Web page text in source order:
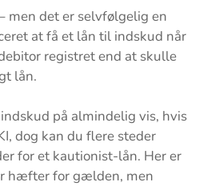
men det er selvfølgelig en
at få et lån til indskud når
registret end at skulle
lån.
på almindelig vis, hvis
dog kan du flere steder
for et kautionist-lån. Her er
hæfter for gælden, men